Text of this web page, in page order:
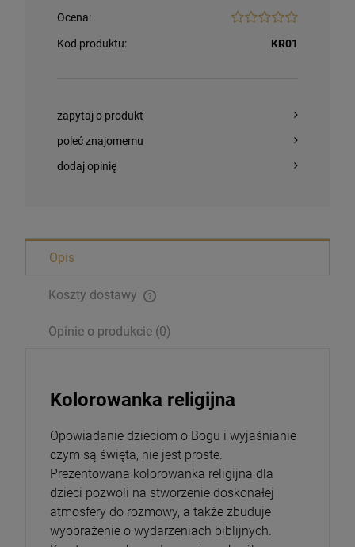
Wyszyński
Opakowanie
Ocena:
Kod produktu: KR01
zapytaj o produkt
poleć znajomemu
dodaj opinię
Opis
Koszty dostawy
Opinie o produkcie (0)
Kolorowanka religijna
Opowiadanie dzieciom o Bogu i wyjaśnianie
czym są święta, nie jest proste.
Prezentowana kolorowanka religijna dla
dzieci pozwoli na stworzenie doskonałej
atmosfery do rozmowy, a także zbuduje
wyobrażenie o wydarzeniach biblijnych.